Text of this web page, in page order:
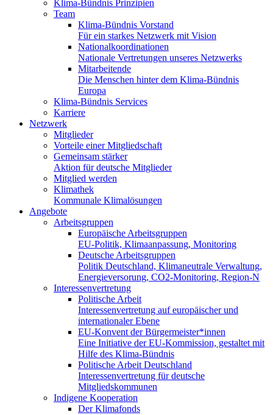
Klima-Bündnis Prinzipien
Team
Klima-Bündnis Vorstand
Für ein starkes Netzwerk mit Vision
Nationalkoordinationen
Nationale Vertretungen unseres Netzwerks
Mitarbeitende
Die Menschen hinter dem Klima-Bündnis
Europa
Klima-Bündnis Services
Karriere
Netzwerk
Mitglieder
Vorteile einer Mitgliedschaft
Gemeinsam stärker
Aktion für deutsche Mitglieder
Mitglied werden
Klimathek
Kommunale Klimalösungen
Angebote
Arbeitsgruppen
Europäische Arbeitsgruppen
EU-Politik, Klimaanpassung, Monitoring
Deutsche Arbeitsgruppen
Politik Deutschland, Klimaneutrale Verwaltung,
Energieversorung, CO2-Monitoring, Region-N
Interessenvertretung
Politische Arbeit
Interessenvertretung auf europäischer und
internationaler Ebene
EU-Konvent der Bürgermeister*innen
Eine Initiative der EU-Kommission, gestaltet mit
Hilfe des Klima-Bündnis
Politische Arbeit Deutschland
Interessenvertretung für deutsche
Mitgliedskommunen
Indigene Kooperation
Der Klimafonds